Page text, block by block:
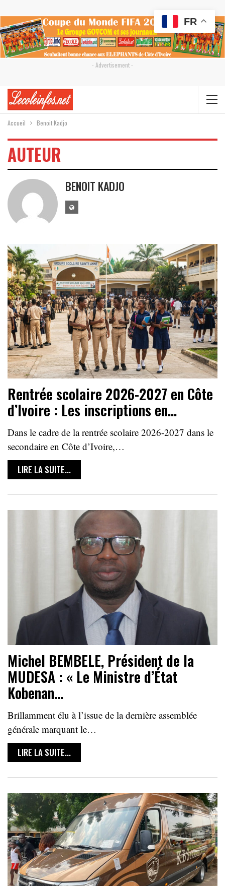
- Advertisement -
Accueil Benoit Kadjo
AUTEUR
BENOIT KADJO
Rentrée scolaire 2026-2027 en Côte
d’Ivoire : Les inscriptions en…
Dans le cadre de la rentrée scolaire 2026-2027 dans le
secondaire en Côte d’Ivoire,…
LIRE LA SUITE...
Michel BEMBELE, Président de la
MUDESA : « Le Ministre d’État
Kobenan…
Brillamment élu à l’issue de la dernière assemblée
générale marquant le…
LIRE LA SUITE...
FR